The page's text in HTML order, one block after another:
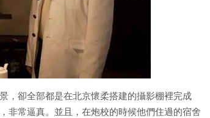
，卻全部都是在北京懷柔搭建的攝影棚裡完成
非常逼真。並且，在炮校的時候他們住過的宿舍